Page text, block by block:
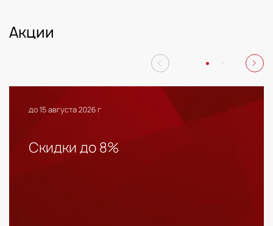
Акции
до 15 августа 2026 г
Скидки до 8%